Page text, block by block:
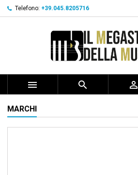
Telefono: +39.045.8205716
  
MARCHI